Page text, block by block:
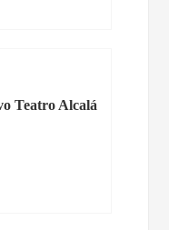
Teatro Alcalá